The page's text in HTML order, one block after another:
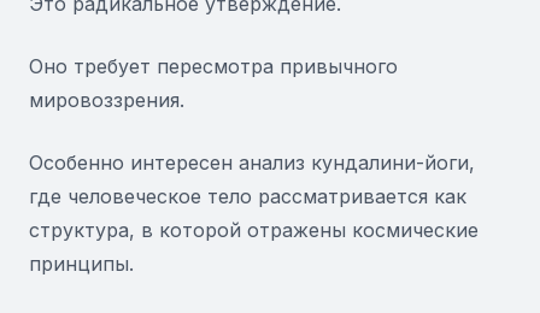
Оно требует пересмотра привычного
мировоззрения.
Особенно интересен анализ кундалини-йоги,
где человеческое тело рассматривается как
структура, в которой отражены космические
принципы.